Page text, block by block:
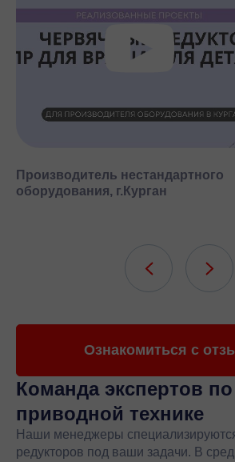
Производитель нестандартного
оборудования, г.Курган
Ознакомиться с
Команда экспертов по
приводной технике
Наши менеджеры
редукторов под ваши задачи. В